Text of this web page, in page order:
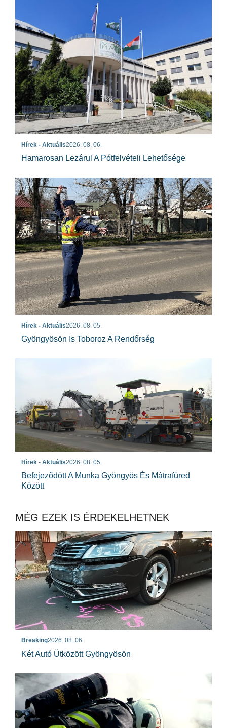
Hírek - Aktuális2026. 08. 06.
Hamarosan Lezárul A Pótfelvételi Lehetősége
Hírek - Aktuális2026. 08. 05.
Gyöngyösön Is Toboroz A Rendőrség
Hírek - Aktuális2026. 08. 05.
Befejeződött A Munka Gyöngyös És Mátrafüred
Között
MÉG EZEK IS ÉRDEKELHETNEK
Breaking2026. 08. 06.
Két Autó Ütközött Gyöngyösön